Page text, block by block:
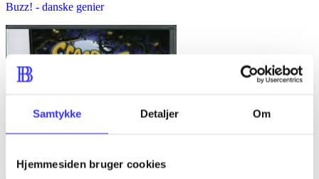
Samtykke Detaljer Om
Hjemmesiden bruger cookies
Buzz! - danske genier